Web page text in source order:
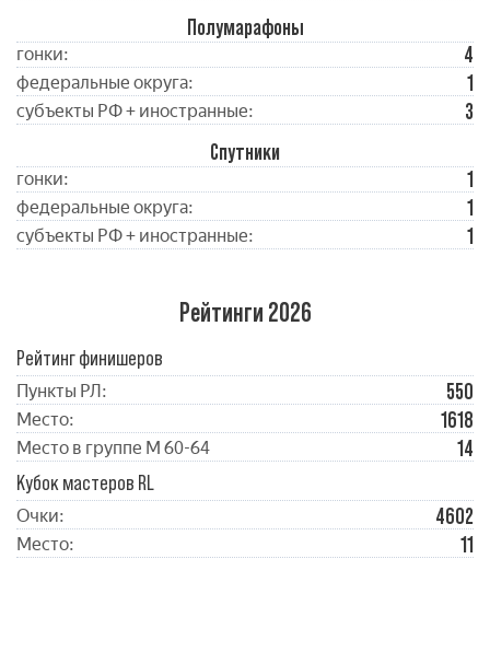
Полумарафоны
гонки: 4
федеральные округа: 1
субъекты РФ + иностранные:
3
Спутники
гонки: 1
федеральные округа: 1
субъекты РФ + иностранные: 1
Рейтинги 2026
Рейтинг финишеров
Пункты РЛ: 550
Место: 1618
Место в группе М 60-64
14
Кубок мастеров RL
Очки: 4602
Место: 11